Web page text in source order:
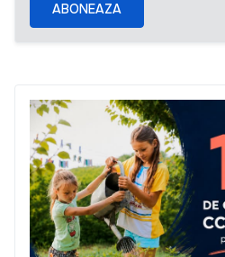
ABONEAZA